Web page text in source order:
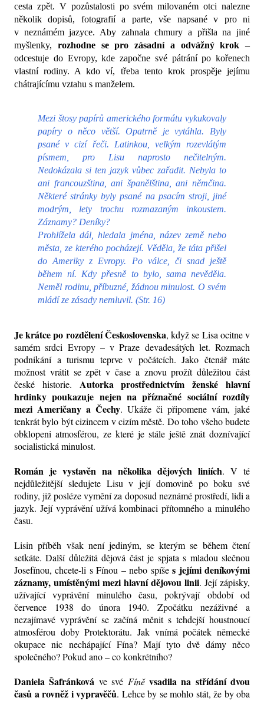
cesta zpět. V pozůstalosti po svém milovaném otci nalezne
několik dopisů, fotografií a parte, vše napsané v pro ni
v neznámém jazyce. Aby zahnala chmury a přišla na jiné
myšlenky, rozhodne se pro zásadní a odvážný krok –
odcestuje do Evropy, kde započne své pátrání po kořenech
vlastní rodiny. A kdo ví, třeba tento krok prospěje jejímu
chátrajícímu vztahu s manželem.
Mezi štosy papírů amerického formátu vykukovaly
papíry o něco větší. Opatrně je vytáhla. Byly
psané v cizí řeči. Latinkou, velkým rozevlátým
písmem, pro Lisu naprosto nečitelným.
Nedokázala si ten jazyk vůbec zařadit. Nebyla to
ani francouzština, ani španělština, ani němčina.
Některé stránky byly psané na psacím stroji, jiné
modrým, lety trochu rozmazaným inkoustem.
Záznamy? Deníky?
Prohlížela dál, hledala jména, název země nebo
města, ze kterého pocházejí. Věděla, že táta přišel
do Ameriky z Evropy. Po válce, či snad ještě
během ní. Kdy přesně to bylo, sama nevěděla.
Neměl rodinu, příbuzné, žádnou minulost. O svém
mládí ze zásady nemluvil. (Str. 16)
Je krátce po rozdělení Československa, když se Lisa ocitne v
samém srdci Evropy – v Praze devadesátých let. Rozmach
podnikání a turismu teprve v počátcích. Jako čtenář máte
možnost vrátit se zpět v čase a znovu prožít důležitou část
české historie. Autorka prostřednictvím ženské hlavní
hrdinky poukazuje nejen na příznačné sociální rozdíly
mezi Američany a Čechy. Ukáže či připomene vám, jaké
tenkrát bylo být cizincem v cizím městě. Do toho všeho budete
obklopeni atmosférou, ze které je stále ještě znát doznívající
socialistická minulost.
Román je vystavěn na několika dějových liniích. V té
nejdůležitější sledujete Lisu v její domovině po boku své
rodiny, již posléze vymění za doposud neznámé prostředí, lidi a
jazyk. Její vyprávění užívá kombinaci přítomného a minulého
času.
Lisin příběh však není jediným, se kterým se během čtení
setkáte. Další důležitá dějová část je spjata s mladou slečnou
Josefínou, chcete-li s Fínou – nebo spíšes jejími deníkovými
záznamy, umístěnými mezi hlavní dějovou linii. Její zápisky,
užívající vyprávění minulého času, pokrývají období od
července 1938 do února 1940. Zpočátku nezáživné a
nezajímavé vyprávění se začíná měnit s tehdejší houstnoucí
atmosférou doby Protektorátu. Jak vnímá počátek německé
okupace nic nechápající Fína? Mají tyto dvě dámy něco
společného? Pokud ano – co konkrétního?
Daniela Šafránková ve své Fíně vsadila na střídání dvou
časů a rovněž i vypravěčů. Lehce by se mohlo stát, že by oba